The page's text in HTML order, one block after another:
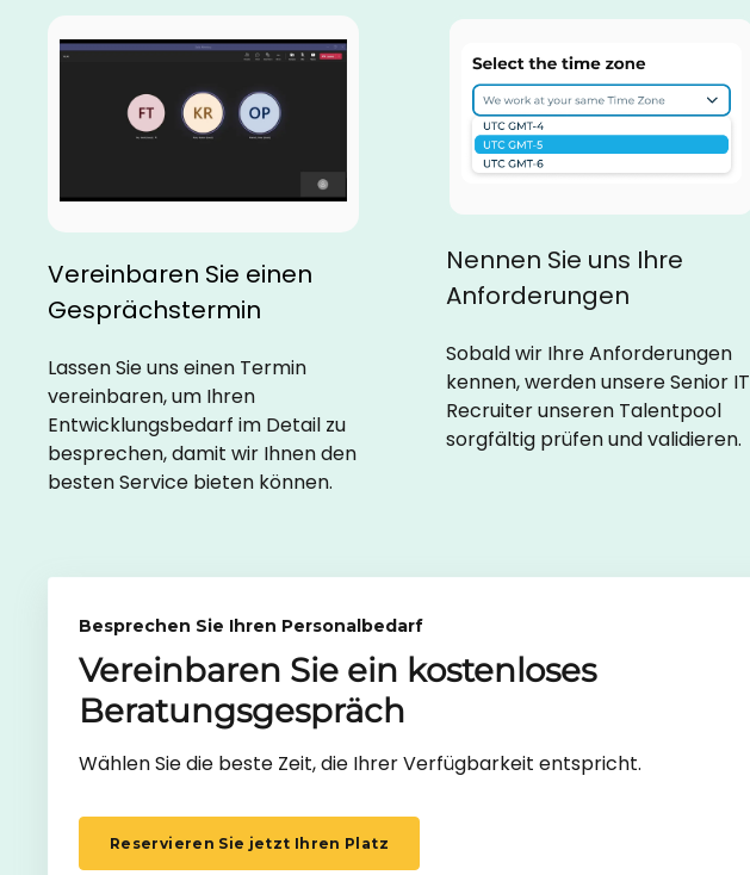
Vereinbaren Sie einen
Gesprächstermin
Lassen Sie uns einen Termin
vereinbaren, um Ihren
Entwicklungsbedarf im Detail zu
besprechen, damit wir Ihnen den
besten Service bieten können.
Nennen Sie uns Ihre
Anforderungen
Sobald wir Ihre Anforderungen
kennen, werden unsere Senior IT
Recruiter unseren Talentpool
sorgfältig prüfen und validieren.
Besprechen Sie Ihren Personalbedarf
Vereinbaren Sie ein kostenloses
Beratungsgespräch
Wählen Sie die beste Zeit, die Ihrer Verfügbarkeit entspricht.
Reservieren Sie jetzt Ihren Platz